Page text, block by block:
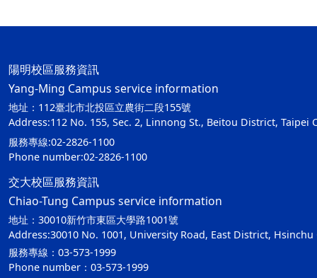
陽明校區服務資訊
Yang-Ming Campus service information
地址：112臺北市北投區立農街二段155號
Address:112 No. 155, Sec. 2, Linnong St., Beitou District, Taipei
服務專線:02-2826-1100
Phone number:02-2826-1100
交大校區服務資訊
Chiao-Tung Campus service information
地址：30010新竹市東區大學路1001號
Address:30010 No. 1001, University Road, East District, Hsinchu
服務專線：03-573-1999
Phone number：03-573-1999